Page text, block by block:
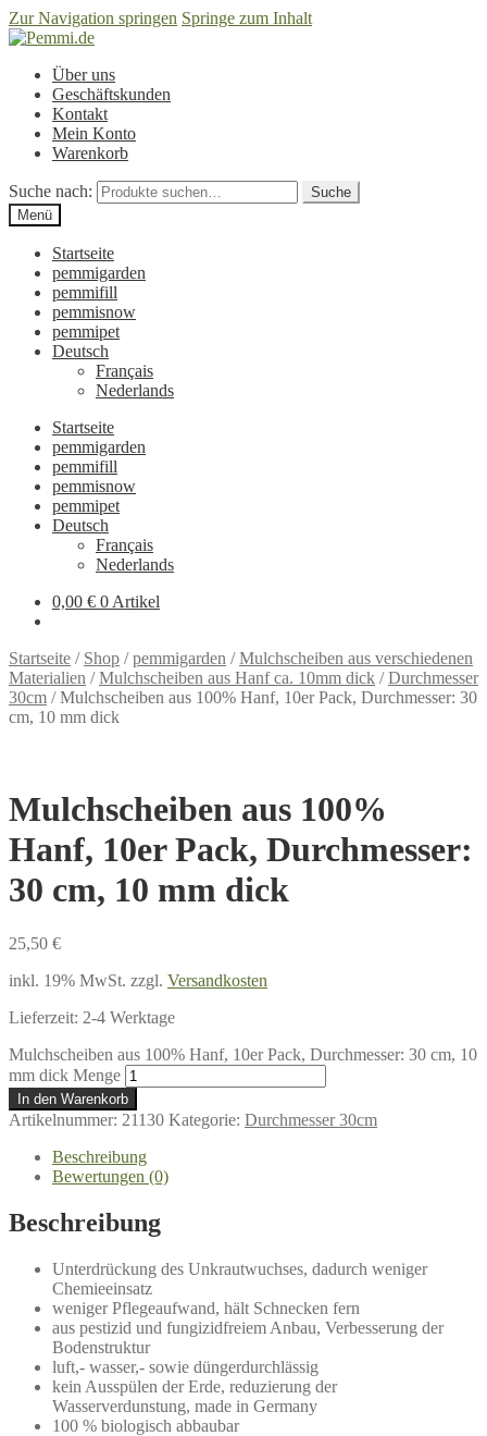
Zur Navigation springen Springe zum Inhalt
Über uns
Geschäftskunden
Kontakt
Mein Konto
Warenkorb
Suche nach:
Suche
Menü
Startseite
pemmigarden
pemmifill
pemmisnow
pemmipet
Deutsch
Français
Nederlands
Startseite
pemmigarden
pemmifill
pemmisnow
pemmipet
Deutsch
Français
Nederlands
0,00 € 0 Artikel
Startseite / Shop /pemmigarden /Mulchscheiben aus verschiedenen
Materialien /Mulchscheiben aus Hanf ca. 10mm dick /Durchmesser
30cm /Mulchscheiben aus 100% Hanf, 10er Pack, Durchmesser: 30
cm, 10 mm dick
Mulchscheiben aus 100%
Hanf, 10er Pack, Durchmesser:
30 cm, 10 mm dick
25,50 €
inkl. 19% MwSt. zzgl. Versandkosten
Lieferzeit: 2-4 Werktage
Mulchscheiben aus 100% Hanf, 10er Pack, Durchmesser: 30 cm, 10
mm dick Menge
In den Warenkorb
Artikelnummer: 21130 Kategorie: Durchmesser 30cm
Beschreibung
Bewertungen (0)
Beschreibung
Unterdrückung des Unkrautwuchses, dadurch weniger
Chemieeinsatz
weniger Pflegeaufwand, hält Schnecken fern
aus pestizid und fungizidfreiem Anbau, Verbesserung der
Bodenstruktur
luft,- wasser,- sowie düngerdurchlässig
kein Ausspülen der Erde, reduzierung der
Wasserverdunstung, made in Germany
100 % biologisch abbaubar